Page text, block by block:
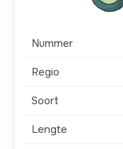
Nummer
Regio
Soort
Lengte